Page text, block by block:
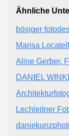
Ähnliche
bösiger
Marisa
Aline Gerber,
DANIEL
Lechleitner